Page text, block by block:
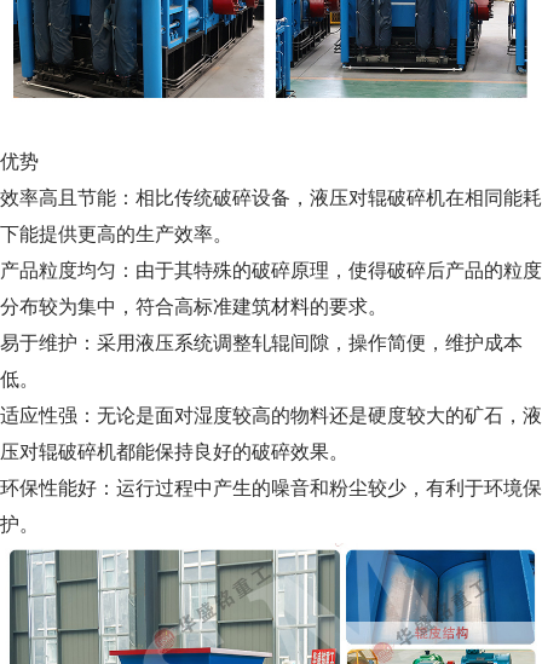
优势
效率高且节能：相比传统破碎设备，液压对辊破碎机在相同能耗
下能提供更高的生产效率。
产品粒度均匀：由于其特殊的破碎原理，使得破碎后产品的粒度
分布较为集中，符合高标准建筑材料的要求。
易于维护：采用液压系统调整轧辊间隙，操作简便，维护成本
低。
适应性强：无论是面对湿度较高的物料还是硬度较大的矿石，液
压对辊破碎机都能保持良好的破碎效果。
环保性能好：运行过程中产生的噪音和粉尘较少，有利于环境保
护。